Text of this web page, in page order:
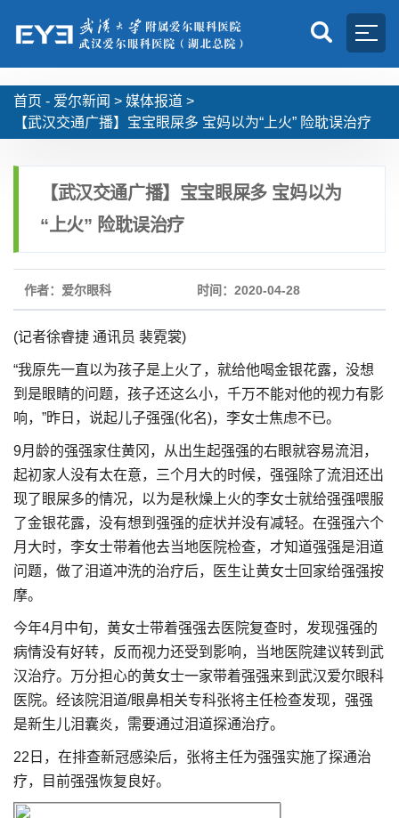
首页 - 爱尔新闻 > 媒体报道 >
【武汉交通广播】宝宝眼屎多 宝妈以为“上火” 险耽误治疗
【武汉交通广播】宝宝眼屎多 宝妈以为
“上火” 险耽误治疗
作者：爱尔眼科 时间：2020-04-28
(记者徐睿捷 通讯员 裴霓裳)
“我原先一直以为孩子是上火了，就给他喝金银花露，没想
到是眼睛的问题，孩子还这么小，千万不能对他的视力有影
响，”昨日，说起儿子强强(化名)，李女士焦虑不已。
9月龄的强强家住黄冈，从出生起强强的右眼就容易流泪，
起初家人没有太在意，三个月大的时候，强强除了流泪还出
现了眼屎多的情况，以为是秋燥上火的李女士就给强强喂服
了金银花露，没有想到强强的症状并没有减轻。在强强六个
月大时，李女士带着他去当地医院检查，才知道强强是泪道
问题，做了泪道冲洗的治疗后，医生让黄女士回家给强强按
摩。
今年4月中旬，黄女士带着强强去医院复查时，发现强强的
病情没有好转，反而视力还受到影响，当地医院建议转到武
汉治疗。万分担心的黄女士一家带着强强来到武汉爱尔眼科
医院。经该院泪道/眼鼻相关专科张将主任检查发现，强强
是新生儿泪囊炎，需要通过泪道探通治疗。
22日，在排查新冠感染后，张将主任为强强实施了探通治
疗，目前强强恢复良好。